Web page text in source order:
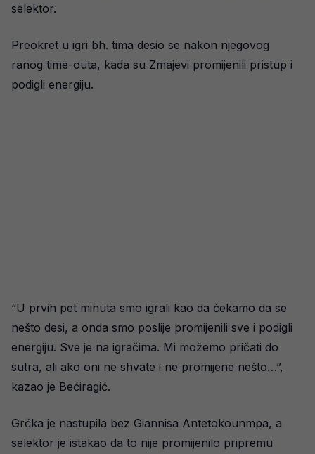
selektor.
Preokret u igri bh. tima desio se nakon njegovog
ranog time-outa, kada su Zmajevi promijenili pristup i
podigli energiju.
“U prvih pet minuta smo igrali kao da čekamo da se
nešto desi, a onda smo poslije promijenili sve i podigli
energiju. Sve je na igračima. Mi možemo pričati do
sutra, ali ako oni ne shvate i ne promijene nešto…”,
kazao je Bećiragić.
Grčka je nastupila bez Giannisa Antetokounmpa, a
selektor je istakao da to nije promijenilo pripremu